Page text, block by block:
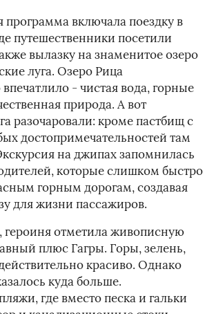
программа включала поездку в
путешественники посетили
вылазку на знаменитое озеро
луга. Озеро Рица
- чистая вода, горные
природа. А вот
разочаровали: кроме пастбищ с
достопримечательностей там
на джипах запомнилась
которые слишком быстро
горным дорогам, создавая
для жизни пассажиров.
героиня отметила живописную
плюс Гагры. Горы, зелень,
красиво. Однако
куда больше.
где вместо песка и гальки